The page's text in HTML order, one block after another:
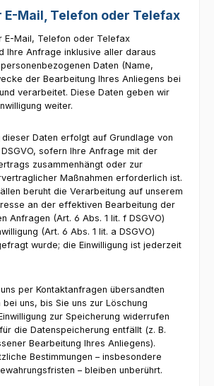
Mail, Telefon oder Telefax
E-Mail, Telefon oder Telefax
Ihre Anfrage inklusive aller daraus
Daten (Name,
der Bearbeitung Ihres Anliegens bei
verarbeitet. Diese Daten geben wir
weiter.
Daten erfolgt auf Grundlage von
sofern Ihre Anfrage mit der
zusammenhängt oder zur
Maßnahmen erforderlich ist.
beruht die Verarbeitung auf unserem
an der effektiven Bearbeitung der
Anfragen (Art. 6 Abs. 1 lit. f DSGVO)
(Art. 6 Abs. 1 lit. a DSGVO)
wurde; die Einwilligung ist jederzeit
per Kontaktanfragen übersandten
uns, bis Sie uns zur Löschung
zur Speicherung widerrufen
die Datenspeicherung entfällt (z. B.
Bearbeitung Ihres Anliegens).
Bestimmungen – insbesondere
– bleiben unberührt.